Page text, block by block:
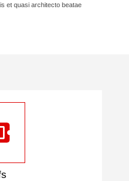
et quasi architecto beatae